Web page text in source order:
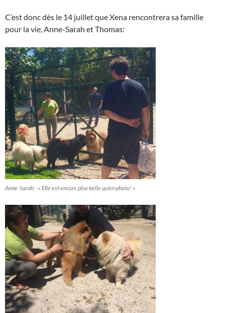
C’est donc dès le 14 juillet que Xena rencontrera sa famille
pour la vie, Anne-Sarah et Thomas:
Anne-Sarah: -« Elle est encore plus belle qu’en photo! »